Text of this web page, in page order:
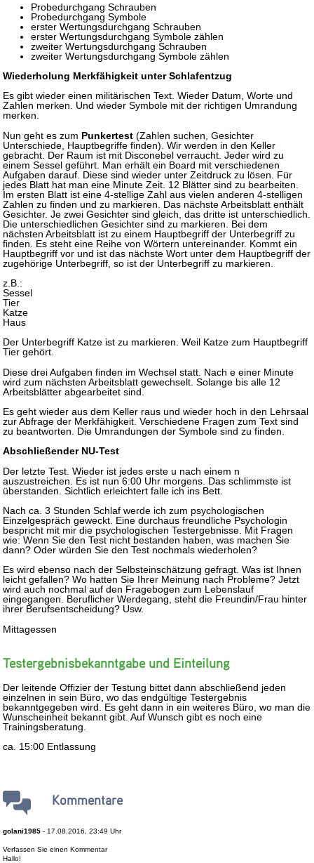
Probedurchgang Schrauben
Probedurchgang Symbole
erster Wertungsdurchgang Schrauben
erster Wertungsdurchgang Symbole zählen
zweiter Wertungsdurchgang Schrauben
zweiter Wertungsdurchgang Symbole zählen
Wiederholung Merkfähigkeit unter Schlafentzug
Es gibt wieder einen militärischen Text. Wieder Datum, Worte und
Zahlen merken. Und wieder Symbole mit der richtigen Umrandung
merken.
Nun geht es zum Punkertest (Zahlen suchen, Gesichter
Unterschiede, Hauptbegriffe finden). Wir werden in den Keller
gebracht. Der Raum ist mit Disconebel verraucht. Jeder wird zu
einem Sessel geführt. Man erhält ein Board mit verschiedenen
Aufgaben darauf. Diese sind wieder unter Zeitdruck zu lösen. Für
jedes Blatt hat man eine Minute Zeit. 12 Blätter sind zu bearbeiten.
Im ersten Blatt ist eine 4-stellige Zahl aus vielen anderen 4-stelligen
Zahlen zu finden und zu markieren. Das nächste Arbeitsblatt enthält
Gesichter. Je zwei Gesichter sind gleich, das dritte ist unterschiedlich.
Die unterschiedlichen Gesichter sind zu markieren. Bei dem
nächsten Arbeitsblatt ist zu einem Hauptbegriff der Unterbegriff zu
finden. Es steht eine Reihe von Wörtern untereinander. Kommt ein
Hauptbegriff vor und ist das nächste Wort unter dem Hauptbegriff der
zugehörige Unterbegriff, so ist der Unterbegriff zu markieren.
z.B.:
Sessel
Tier
Katze
Haus
Der Unterbegriff Katze ist zu markieren. Weil Katze zum Hauptbegriff
Tier gehört.
Diese drei Aufgaben finden im Wechsel statt. Nach e einer Minute
wird zum nächsten Arbeitsblatt gewechselt. Solange bis alle 12
Arbeitsblätter abgearbeitet sind.
Es geht wieder aus dem Keller raus und wieder hoch in den Lehrsaal
zur Abfrage der Merkfähigkeit. Verschiedene Fragen zum Text sind
zu beantworten. Die Umrandungen der Symbole sind zu finden.
Abschließender NU-Test
Der letzte Test. Wieder ist jedes erste u nach einem n
auszustreichen. Es ist nun 6:00 Uhr morgens. Das schlimmste ist
überstanden. Sichtlich erleichtert falle ich ins Bett.
Nach ca. 3 Stunden Schlaf werde ich zum psychologischen
Einzelgespräch geweckt. Eine durchaus freundliche Psychologin
bespricht mit mir die psychologischen Testergebnisse. Mit Fragen
wie: Wenn Sie den Test nicht bestanden haben, was machen Sie
dann? Oder würden Sie den Test nochmals wiederholen?
Es wird ebenso nach der Selbsteinschätzung gefragt. Was ist Ihnen
leicht gefallen? Wo hatten Sie Ihrer Meinung nach Probleme? Jetzt
wird auch nochmal auf den Fragebogen zum Lebenslauf
eingegangen. Beruflicher Werdegang, steht die Freundin/Frau hinter
ihrer Berufsentscheidung? Usw.
Mittagessen
Testergebnisbekanntgabe und Einteilung
Der leitende Offizier der Testung bittet dann abschließend jeden
einzelnen in sein Büro, wo das endgültige Testergebnis
bekanntgegeben wird. Es geht dann in ein weiteres Büro, wo man die
Wunscheinheit bekannt gibt. Auf Wunsch gibt es noch eine
Trainingsberatung.
ca. 15:00 Entlassung
Kommentare
golani1985 - 17.08.2016, 23:49 Uhr
Verfassen Sie einen Kommentar
Hallo!